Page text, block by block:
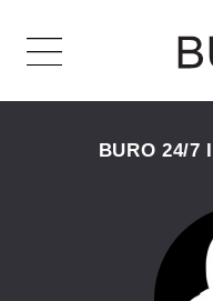
BURO 24/